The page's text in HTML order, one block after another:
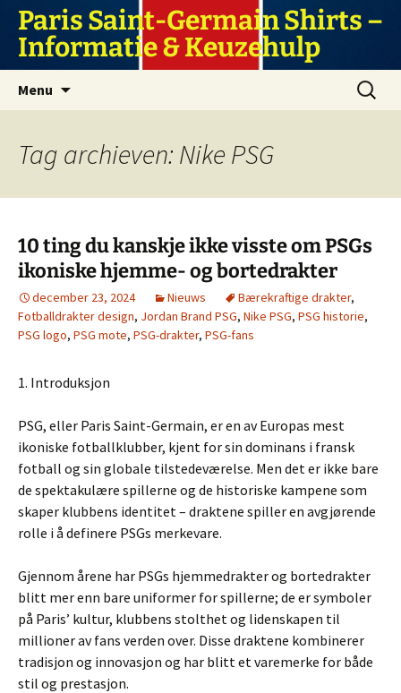
naar
inhoud
Paris Saint-Germain Shirts –
Informatie & Keuzehulp
Menu
Zoeken
naar:
Tag archieven: Nike PSG
10 ting du kanskje ikke visste om PSGs
ikoniske hjemme- og bortedrakter
december 23, 2024 Nieuws Bærekraftige drakter,
Fotballdrakter design, Jordan Brand PSG, Nike PSG, PSG historie,
PSG logo, PSG mote, PSG-drakter, PSG-fans
1. Introduksjon
PSG, eller Paris Saint-Germain, er en av Europas mest
ikoniske fotballklubber, kjent for sin dominans i fransk
fotball og sin globale tilstedeværelse. Men det er ikke bare
de spektakulære spillerne og de historiske kampene som
skaper klubbens identitet – draktene spiller en avgjørende
rolle i å definere PSGs merkevare.
Gjennom årene har PSGs hjemmedrakter og bortedrakter
blitt mer enn bare uniformer for spillerne; de er symboler
på Paris’ kultur, klubbens stolthet og lidenskapen til
millioner av fans verden over. Disse draktene kombinerer
tradisjon og innovasjon og har blitt et varemerke for både
stil og prestasjon.